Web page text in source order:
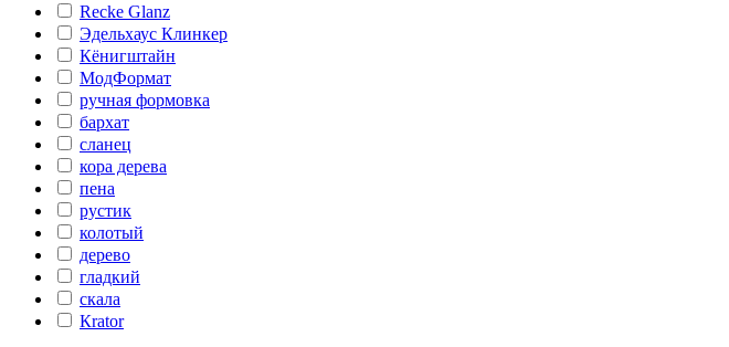
Recke Glanz
Эдельхаус Клинкер
Кёнигштайн
МодФормат
ручная формовка
бархат
сланец
кора дерева
пена
рустик
колотый
дерево
гладкий
скала
Кrator